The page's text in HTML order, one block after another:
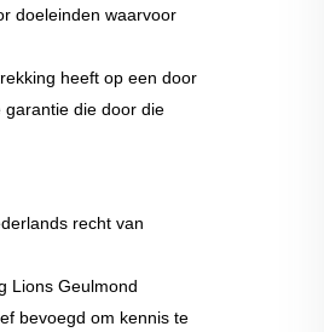
doeleinden waarvoor
heeft op een door
die door die
recht van
Lions Geulmond
bevoegd om kennis te